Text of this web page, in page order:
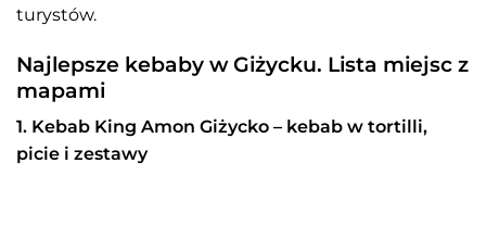
turystów.
Najlepsze kebaby w Giżycku. Lista miejsc z
mapami
1. Kebab King Amon Giżycko – kebab w tortilli,
picie i zestawy